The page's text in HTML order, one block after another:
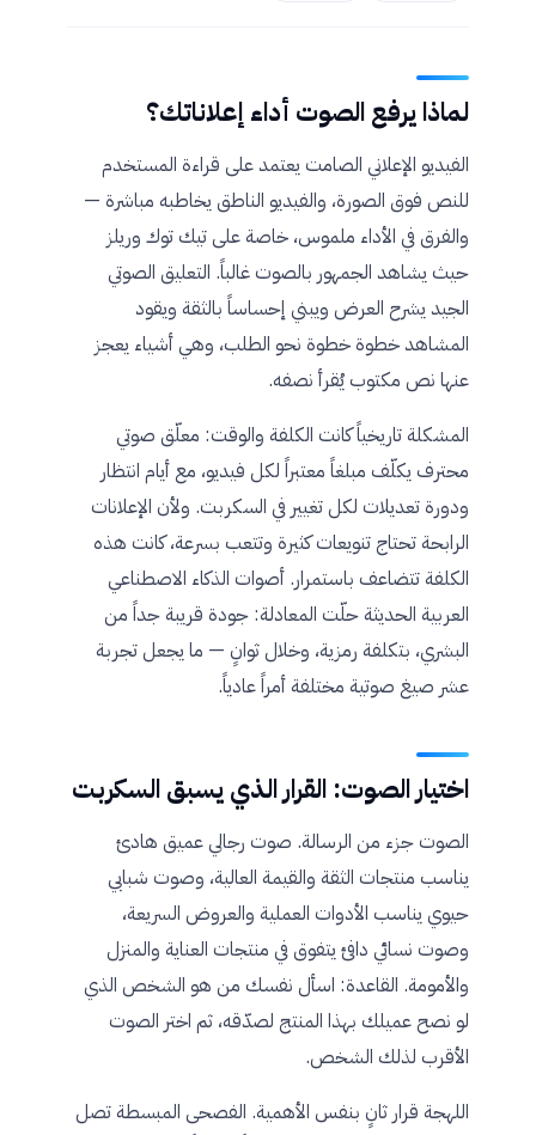
لماذا يرفع الصوت أداء إعلاناتك؟
الفيديو الإعلاني الصامت يعتمد على قراءة المستخدم
للنص فوق الصورة، والفيديو الناطق يخاطبه مباشرة —
والفرق في الأداء ملموس، خاصة على تيك توك وريلز
حيث يشاهد الجمهور بالصوت غالباً. التعليق الصوتي
الجيد يشرح العرض ويبني إحساساً بالثقة ويقود
المشاهد خطوة خطوة نحو الطلب، وهي أشياء يعجز
عنها نص مكتوب يُقرأ نصفه.
المشكلة تاريخياً كانت الكلفة والوقت: معلّق صوتي
محترف يكلّف مبلغاً معتبراً لكل فيديو، مع أيام انتظار
ودورة تعديلات لكل تغيير في السكربت. ولأن الإعلانات
الرابحة تحتاج تنويعات كثيرة وتتعب بسرعة، كانت هذه
الكلفة تتضاعف باستمرار. أصوات الذكاء الاصطناعي
العربية الحديثة حلّت المعادلة: جودة قريبة جداً من
البشري، بتكلفة رمزية، وخلال ثوانٍ — ما يجعل تجربة
عشر صيغ صوتية مختلفة أمراً عادياً.
اختيار الصوت: القرار الذي يسبق السكربت
الصوت جزء من الرسالة. صوت رجالي عميق هادئ
يناسب منتجات الثقة والقيمة العالية، وصوت شبابي
حيوي يناسب الأدوات العملية والعروض السريعة،
وصوت نسائي دافئ يتفوق في منتجات العناية والمنزل
والأمومة. القاعدة: اسأل نفسك من هو الشخص الذي
لو نصح عميلك بهذا المنتج لصدّقه، ثم اختر الصوت
الأقرب لذلك الشخص.
اللهجة قرار ثانٍ بنفس الأهمية. الفصحى المبسطة تصل